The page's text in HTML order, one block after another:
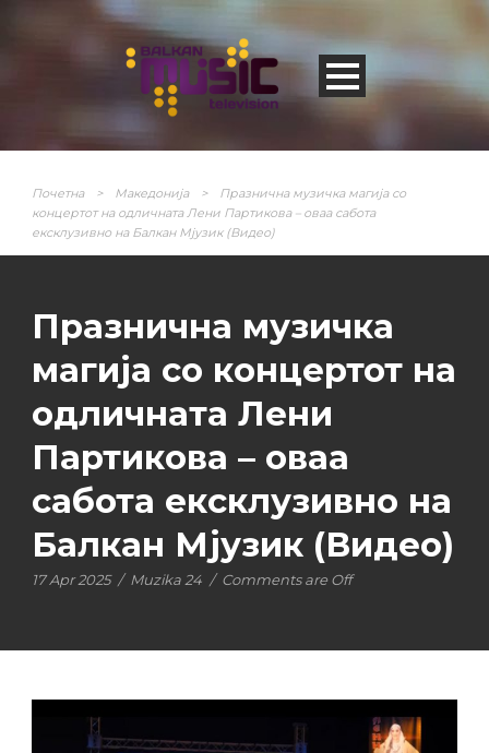
Почетна > Македонија >
Празнична музичка магија со
концертот на одличната Лени Партикова – оваа сабота
ексклузивно на Балкан Мјузик (Видео)
Празнична музичка
магија со концертот на
одличната Лени
Партикова – оваа
сабота ексклузивно на
Балкан Мјузик (Видео)
17 Apr 2025 / Muzika 24 / Comments are Off